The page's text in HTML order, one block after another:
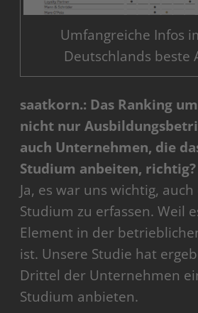
Umfangreiche Infos
Deutschlands beste
saatkorn.: Das Ranking
nicht nur
auch Unternehmen, die
Studium anbeiten, richtig?
Ja, es war uns wichtig,
Studium zu erfassen. Weil
Element in der
ist. Unsere Studie hat
Drittel der Unternehmen
Studium anbieten.